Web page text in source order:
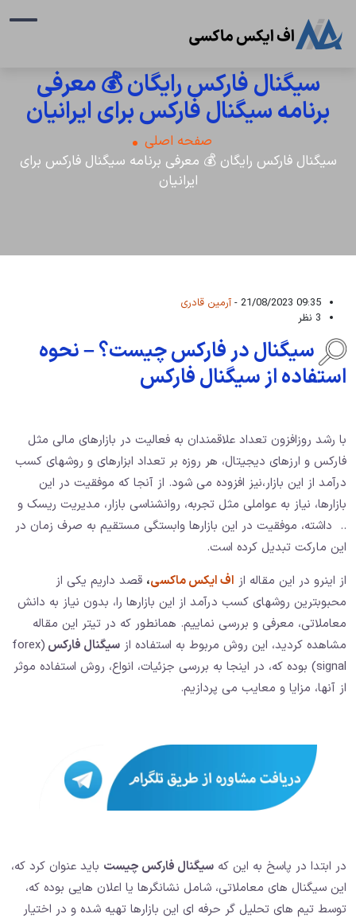
سیگنال فارکس رایگان 💰 معرفی
برنامه سیگنال فارکس برای ایرانیان
صفحه اصلی
سیگنال فارکس رایگان 💰 معرفی برنامه سیگنال فارکس برای
ایرانیان
09:35 21/08/2023 -
آرمین قادری
3 نظر
سیگنال در فارکس چیست؟ – نحوه
استفاده از سیگنال فارکس
با رشد روزافزون تعداد علاقمندان به فعالیت در بازارهای مالی مثل
فارکس و ارزهای دیجیتال، هر روزه بر تعداد ابزارهای و روشهای کسب
درآمد از این بازار،نیز افزوده می شود. از آنجا که موفقیت در این
بازارها، نیاز به عواملی مثل تجربه، روانشناسی بازار، مدیریت ریسک و
.. داشته، موفقیت در این بازارها وابستگی مستقیم به صرف زمان در
این مارکت تبدیل کرده است.
از اینرو در این مقاله از اف ایکس ماکسی، قصد داریم یکی از
محبوبترین روشهای کسب درآمد از این بازارها را، بدون نیاز به دانش
معاملاتی، معرفی و بررسی نماییم. همانطور که در تیتر این مقاله
مشاهده کردید، این روش مربوط به استفاده از سیگنال فارکس (forex
signal) بوده که، در اینجا به بررسی جزئیات، انواع، روش استفاده موثر
از آنها، مزایا و معایب می پردازیم.
در ابتدا در پاسخ به این که سیگنال فارکس چیست باید عنوان کرد که،
این سیگنال های معاملاتی، شامل نشانگرها یا اعلان هایی بوده که،
توسط تیم های تحلیل گر حرفه ای این بازارها تهیه شده و در اختیار